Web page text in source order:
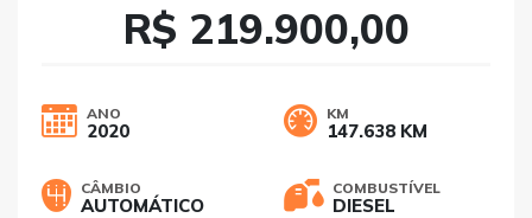
R$ 219.900,00
ANO
2020
KM
147.638 KM
CÂMBIO
AUTOMÁTICO
COMBUSTÍVEL
DIESEL